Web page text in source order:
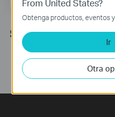
Síguenos
From United States?
Obtenga productos, eventos
Ir
Otra